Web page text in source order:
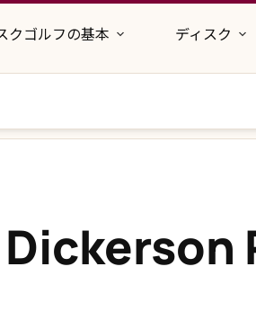
クゴルフの基本 ディスク